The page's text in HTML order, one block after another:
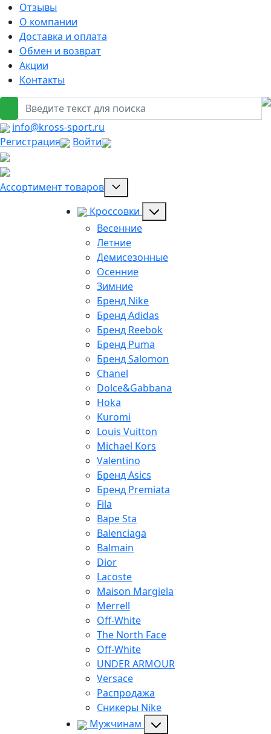
Отзывы
О компании
Доставка и оплата
Обмен и возврат
Акции
Контакты
info@kross-sport.ru
Регистрация
Войти
Ассортимент товаров
Кроссовки
Весенние
Летние
Демисезонные
Осенние
Зимние
Бренд Nike
Бренд Adidas
Бренд Reebok
Бренд Puma
Бренд Salomon
Chanel
Dolce&Gabbana
Hoka
Kuromi
Louis Vuitton
Michael Kors
Valentino
Бренд Asics
Бренд Premiata
Fila
Bape Sta
Balenciaga
Balmain
Dior
Lacoste
Maison Margiela
Merrell
Off-White
The North Face
Off-White
UNDER ARMOUR
Versace
Распродажа
Сникеры Nike
Мужчинам